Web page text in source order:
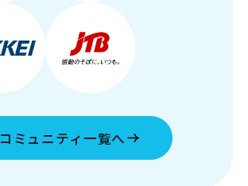
コミュニティ一覧へ